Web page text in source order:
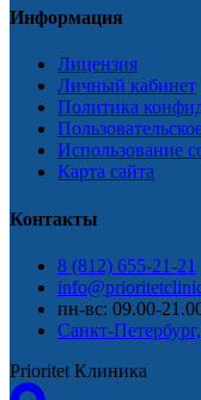
Информация
Лицензия
Личный кабинет
Политика
Использование
Карта сайта
Контакты
8 (812) 655-21-21
пн-вс: 09.00-
Санкт-
Prioritet Клиника